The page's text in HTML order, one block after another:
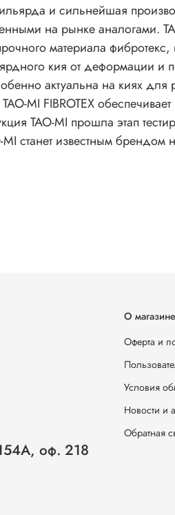
и сильнейшая
на рынке аналогами.
материала
кия от деформации
актуальна на киях
MI FIBROTEX
TAO-MI прошла этап
станет известным
О магазине
Оферта и
Условия
Новости и
Обратная
оф. 218